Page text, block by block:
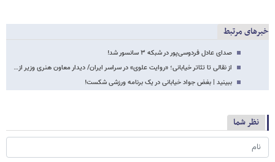
خبرهای مرتبط
صدای عادل فردوسی‌پور در شبکه ۳ سانسور شد!
از نقالی تا تئاتر خیابانی؛ «روایت علوی» در سراسر ایران/ دیدار معاون هنری وزیر از…
ببینید | بغض جواد خیابانی در یک برنامه ورزشی شکست!
نظر شما